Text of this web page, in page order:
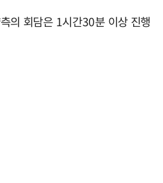
의 회담은 1시간30분 이상 진행